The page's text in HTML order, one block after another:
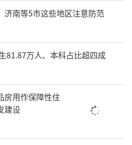
济南等5市这些地区注意防范
81.87万人、本科占比超四成
房用作保障性住
建设